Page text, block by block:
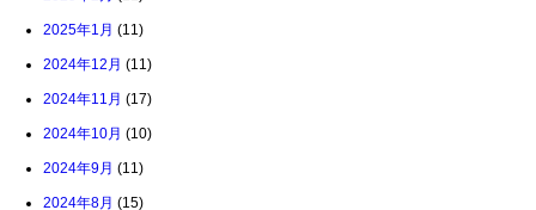
2025年1月 (11)
2024年12月 (11)
2024年11月 (17)
2024年10月 (10)
2024年9月 (11)
2024年8月 (15)